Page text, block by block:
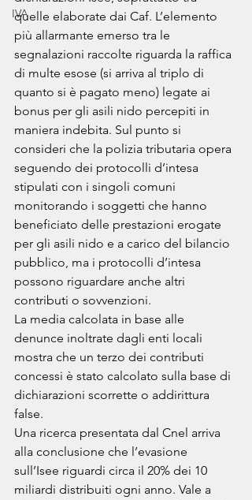
IVA
quelle elaborate dai Caf. L’elemento
più allarmante emerso tra le
segnalazioni raccolte riguarda la raffica
di multe esose (si arriva al triplo di
quanto si è pagato meno) legate ai
bonus per gli asili nido percepiti in
maniera indebita. Sul punto si
consideri che la polizia tributaria opera
seguendo dei protocolli d’intesa
stipulati con i singoli comuni
monitorando i soggetti che hanno
beneficiato delle prestazioni erogate
per gli asili nido e a carico del bilancio
pubblico, ma i protocolli d’intesa
possono riguardare anche altri
contributi o sovvenzioni.
La media calcolata in base alle
denunce inoltrate dagli enti locali
mostra che un terzo dei contributi
concessi è stato calcolato sulla base di
dichiarazioni scorrette o addirittura
false.
Una ricerca presentata dal Cnel arriva
alla conclusione che l’evasione
sull’Isee riguardi circa il 20% dei 10
miliardi distribuiti ogni anno. Vale a